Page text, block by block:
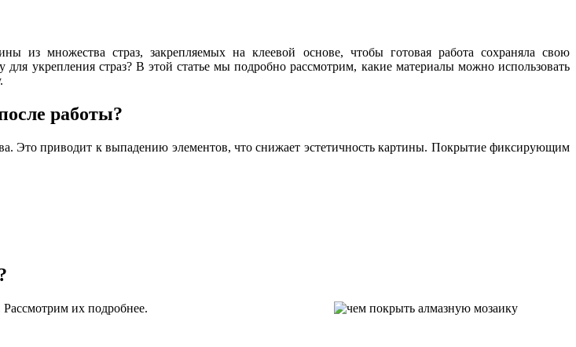
из множества страз, закрепляемых на клеевой основе, чтобы готовая работа сохраняла свою
укрепления страз? В этой статье мы подробно рассмотрим, какие материалы можноиспользовать
работы?
Это приводит к выпадению элементов, что снижает эстетичность картины. Покрытие фиксирующим
Рассмотрим их подробнее.